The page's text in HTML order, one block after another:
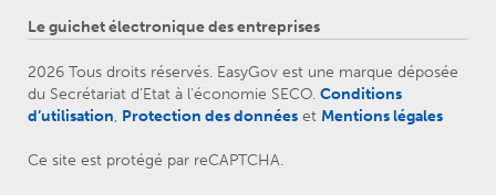
Le guichet électronique des entreprises
2026 Tous droits réservés. EasyGov est une marque déposée
du Secrétariat d’Etat à l’économie SECO. Conditions
d’utilisation, Protection des données et Mentions légales
Ce site est protégé par reCAPTCHA.